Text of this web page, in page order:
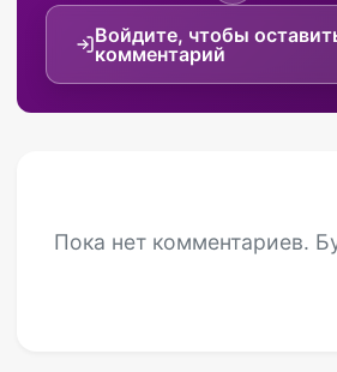
Войдите, чтобы
комментарий
Пока нет комментариев.